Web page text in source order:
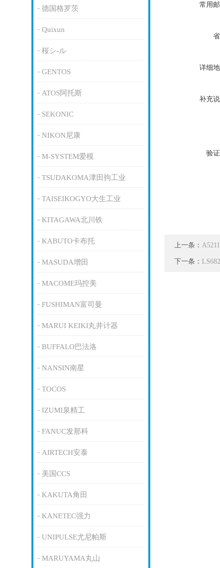
德国格罗茨
Quixun
桜シ-ル
GENTOS
ATOS阿托斯
SEKONIC
NIKON尼康
M-SYSTEM爱模
TSUDAKOMA津田驹工业
TAISEIKOGYO大生工业
KITAGAWA北川铁
KABUTO卡布托
MASUDA增田
MACOME玛控美
FUSHIMAN富司曼
MARUI KEIKI丸井计器
BUFFALO巴法洛
NANSIN南星
TOCOS
IZUMI泉精工
FANUC发那科
AIRTECH安泰
美国CCS
KAKUTA角田
KANETEC强力
UNIPULSE尤尼帕斯
MARUYAMA丸山
常用
详细
补充
验
上一条：
下一条：